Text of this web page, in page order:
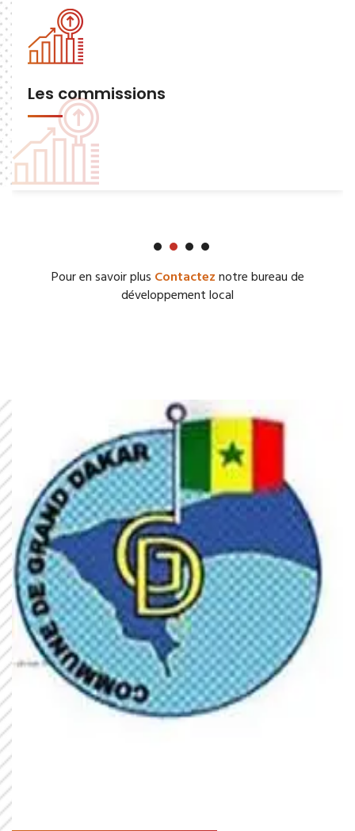
Les commissions
Pour en savoir plus Contacteznotre bureau de
développement local